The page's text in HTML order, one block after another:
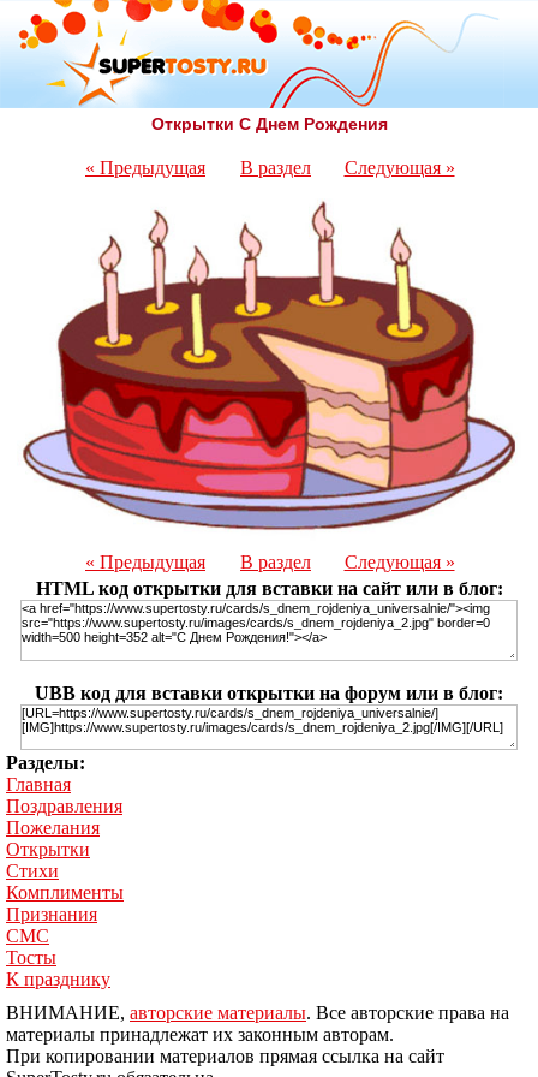
Открытки С Днем Рождения
« Предыдущая В раздел Следующая »
« Предыдущая В раздел
Следующая »
HTML код открытки для вставки на сайт или в блог:
UBB код для вставки открытки на форум или в блог:
Разделы:
Главная
Поздравления
Пожелания
Открытки
Стихи
Комплименты
Признания
СМС
Тосты
К празднику
ВНИМАНИЕ, авторские материалы. Все авторские права на
материалы принадлежат их законным авторам.
При копировании материалов прямая ссылка на сайт